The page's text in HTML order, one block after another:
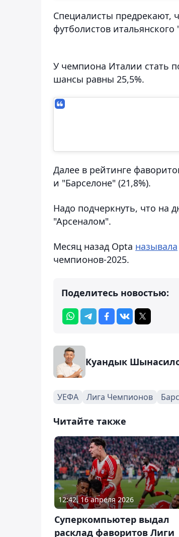
Специалисты
футболистов итальянского
У чемпиона Италии стать
шансы равны 25,5%.
Далее в рейтинге
и "Барселоне" (21,8%).
Надо подчеркнуть, что на
"Арсеналом".
Месяц назад Opta называла
чемпионов-2025.
Поделитесь новостью:
Куандык
УЕФА Лига Чемпионов
Читайте также
12:42, 16 апреля 2026
Суперкомпьютер выдал
расклад фаворитов Лиги